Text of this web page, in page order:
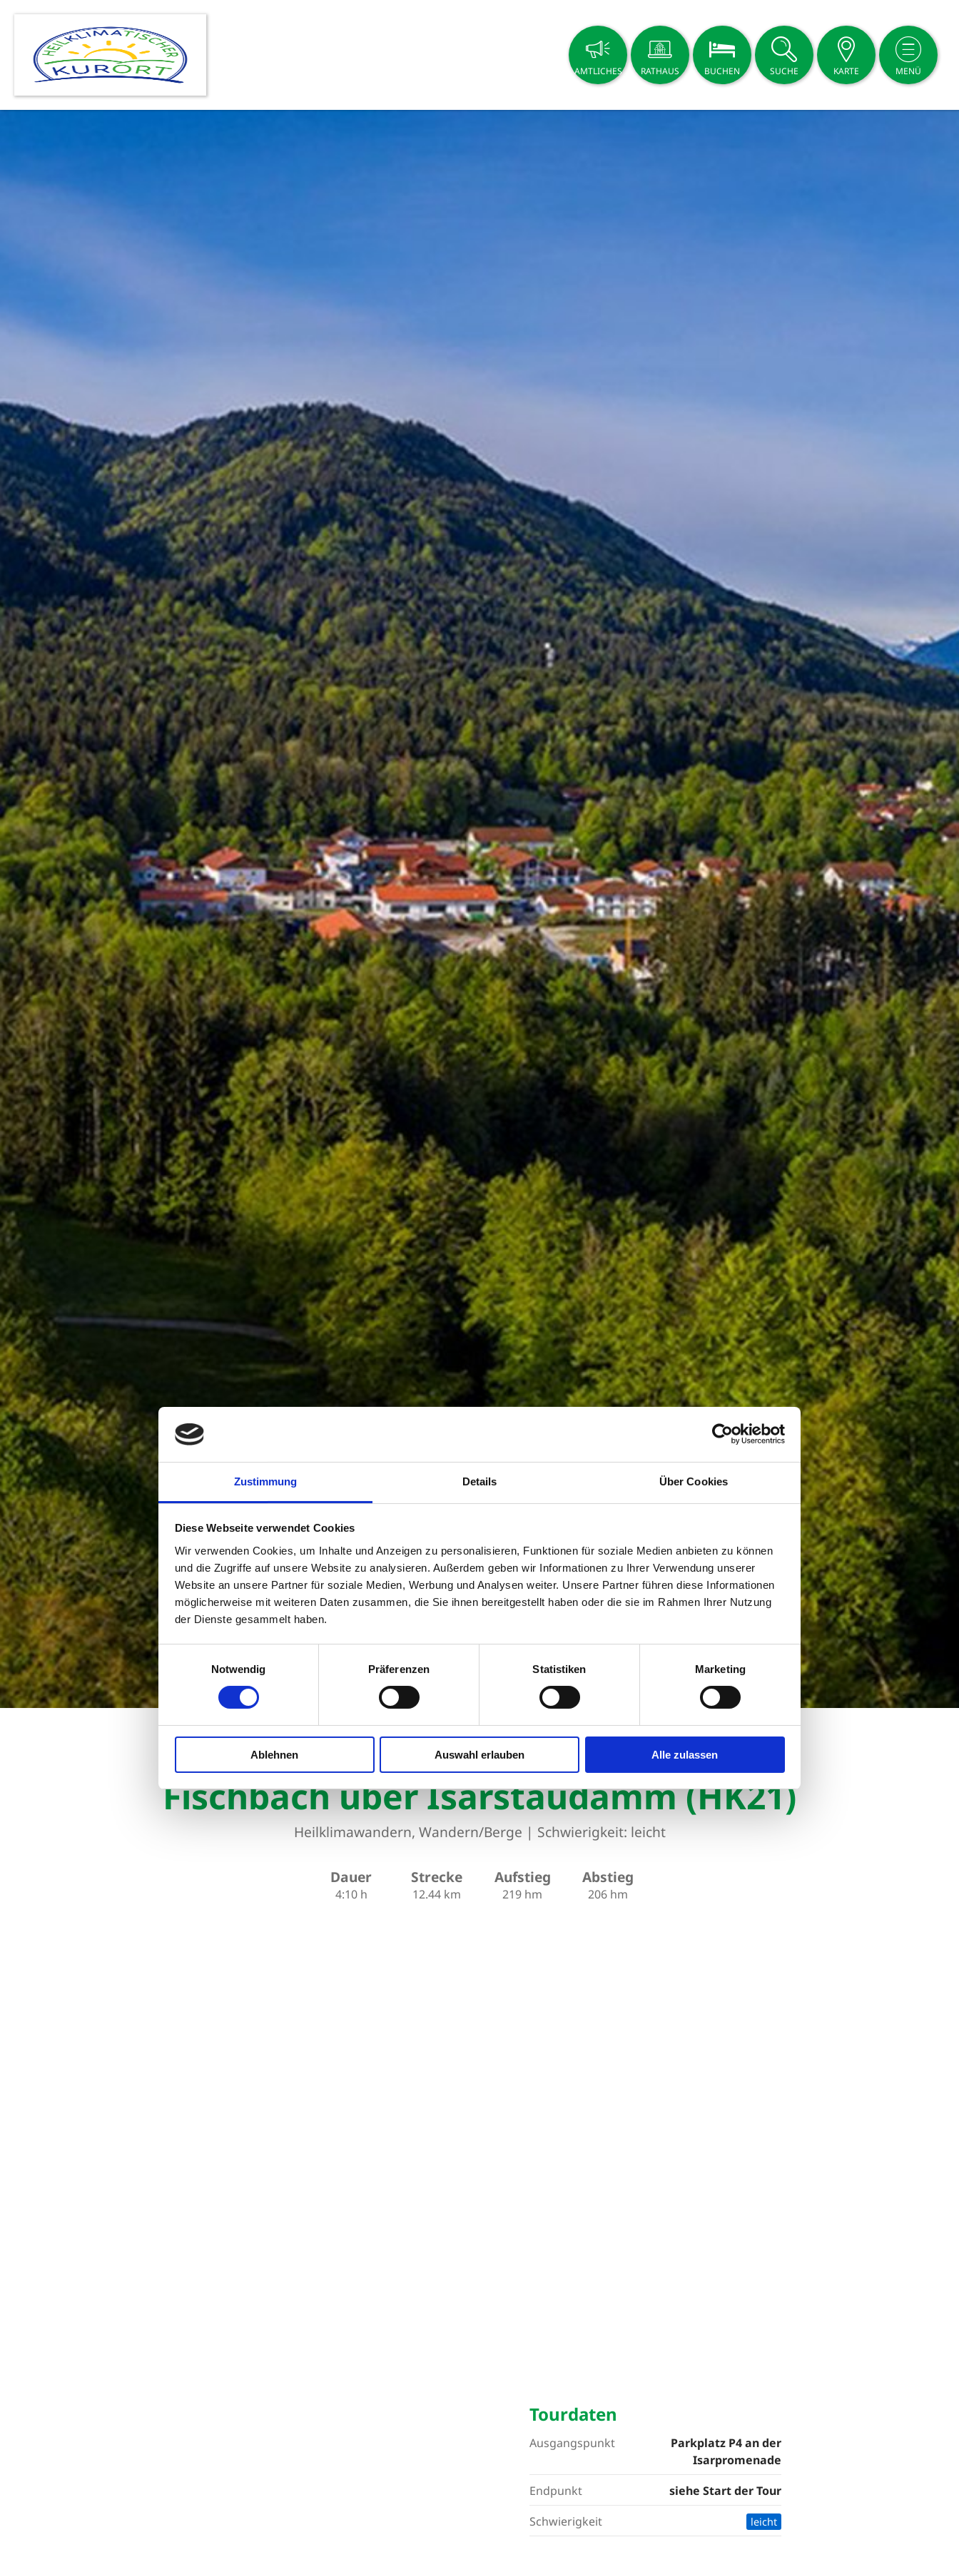
Zustimmung Details Über Cookies
Diese Webseite verwendet Cookies
Wir verwenden Cookies, um Inhalte und Anzeigen zu personalisieren, Funktionen für soziale Medien anbieten zu können
und die Zugriffe auf unsere Website zu analysieren. Außerdem geben wir Informationen zu Ihrer Verwendung unserer
Website an unsere Partner für soziale Medien, Werbung und Analysen weiter. Unsere Partner führen diese Informationen
möglicherweise mit weiteren Daten zusammen, die Sie ihnen bereitgestellt haben oder die sie im Rahmen Ihrer Nutzung
der Dienste gesammelt haben.
Einwilligungsauswahl
Notwendig
Präferenzen Statistiken Marketing
Ablehnen Auswahl erlauben Alle zulassen
AMTLICHES RATHAUS BUCHEN SUCHE KARTE MENÜ
Startseite Fischbach über Isarstaudamm (HK21)
Fischbach über Isarstaudamm (HK21)
Heilklimawandern, Wandern/Berge | Schwierigkeit: leicht
Dauer
4:10 h
Strecke
12.44 km
Aufstieg
219 hm
Abstieg
206 hm
Tourdaten
Ausgangspunkt
Parkplatz P4 an der
Isarpromenade
Endpunkt
siehe Start der Tour
Schwierigkeit
leicht